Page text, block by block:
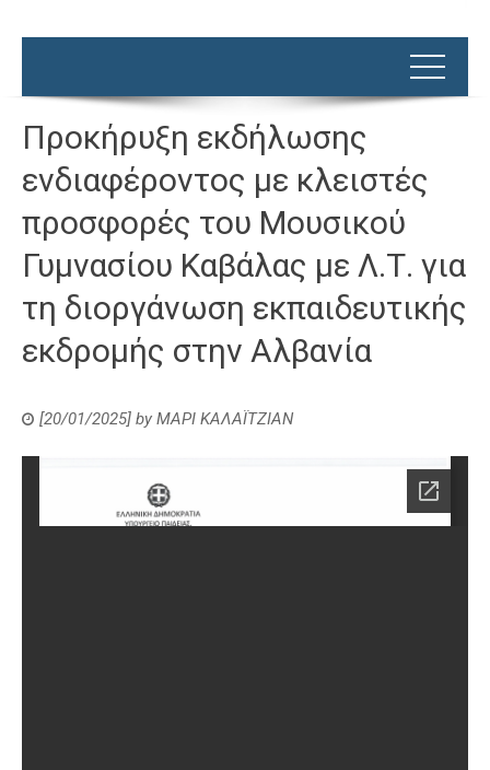
Προκήρυξη εκδήλωσης
ενδιαφέροντος με κλειστές
προσφορές του Μουσικού
Γυμνασίου Καβάλας με Λ.Τ. για
τη διοργάνωση εκπαιδευτικής
εκδρομής στην Αλβανία
[20/01/2025] by ΜΑΡΙ ΚΑΛΑΪΤΖΙΑΝ